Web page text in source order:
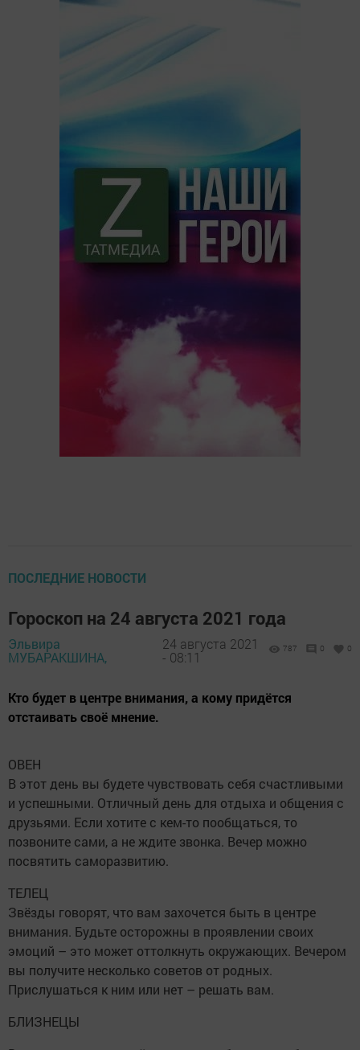
ПОСЛЕДНИЕ НОВОСТИ
Гороскоп на 24 августа 2021 года
Эльвира
МУБАРАКШИНА,
24 августа 2021
- 08:11
787 0 0
Кто будет в центре внимания, а кому придётся
отстаивать своё мнение.
ОВЕН
В этот день вы будете чувствовать себя счастливыми
и успешными. Отличный день для отдыха и общения с
друзьями. Если хотите с кем-то пообщаться, то
позвоните сами, а не ждите звонка. Вечер можно
посвятить саморазвитию.
ТЕЛЕЦ
Звёзды говорят, что вам захочется быть в центре
внимания. Будьте осторожны в проявлении своих
эмоций – это может оттолкнуть окружающих. Вечером
вы получите несколько советов от родных.
Прислушаться к ним или нет – решать вам.
БЛИЗНЕЦЫ